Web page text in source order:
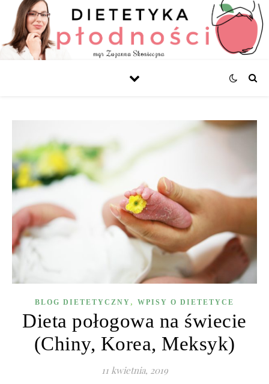
BLOG DIETETYCZNY , WPISY O DIETETYCE
Dieta połogowa na świecie
(Chiny, Korea, Meksyk)
11 kwietnia, 2019